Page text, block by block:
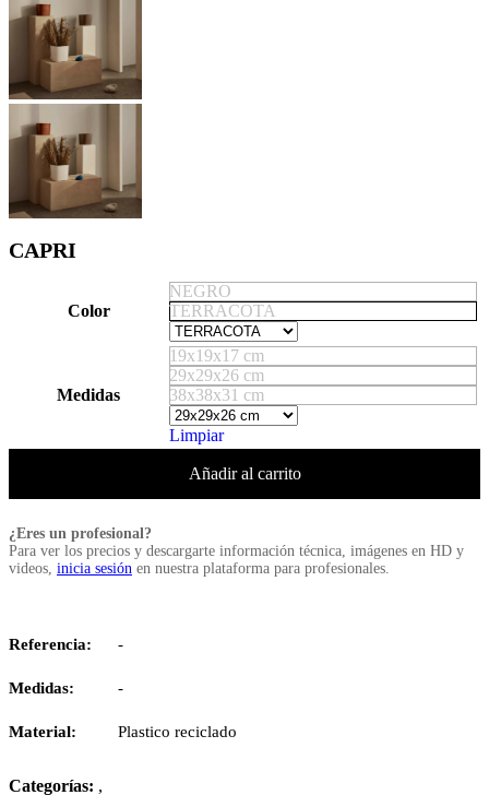
CAPRI
Color
NEGRO
TERRACOTA
Medidas
19x19x17 cm
29x29x26 cm
38x38x31 cm
Limpiar
Añadir al carrito
¿Eres un profesional?
Para ver los precios y descargarte información técnica, imágenes en HD y
videos, inicia sesión en nuestra plataforma para profesionales.
Referencia: -
Medidas: -
Material: Plastico reciclado
Categorías: ,